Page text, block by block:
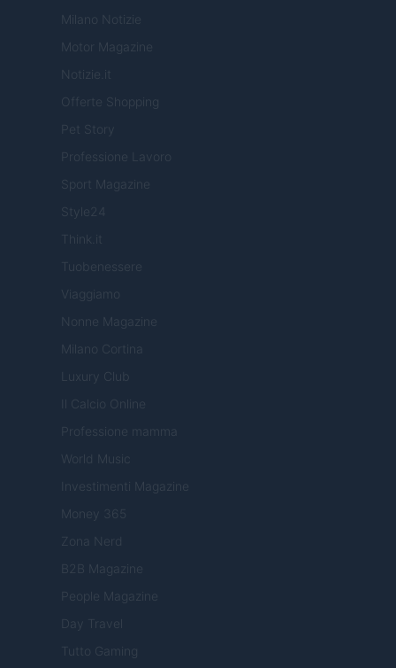
Milano Notizie
Motor Magazine
Notizie.it
Offerte Shopping
Pet Story
Professione Lavoro
Sport Magazine
Style24
Think.it
Tuobenessere
Viaggiamo
Nonne Magazine
Milano Cortina
Luxury Club
Il Calcio Online
Professione mamma
World Music
Investimenti Magazine
Money 365
Zona Nerd
B2B Magazine
People Magazine
Day Travel
Tutto Gaming